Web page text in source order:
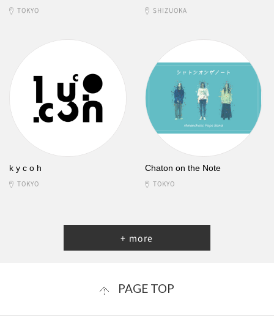
TOKYO SHIZUOKA
k y c o h
TOKYO
Chaton on the Note
TOKYO
+ more
PAGE TOP